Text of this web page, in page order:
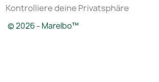
Kontrolliere deine Privatsphäre
© 2026 - Marelbo™